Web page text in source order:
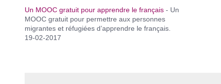
Un MOOC gratuit pour apprendre le français - Un
MOOC gratuit pour permettre aux personnes
migrantes et réfugiées d’apprendre le français.
19-02-2017